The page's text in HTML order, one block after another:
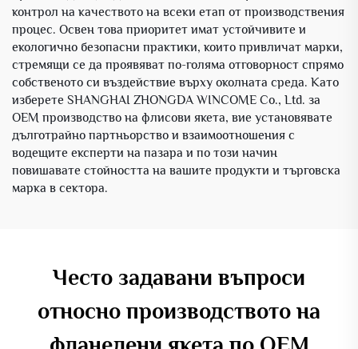
контрол на качеството на всеки етап от производствения
процес. Освен това приоритет имат устойчивите и
екологично безопасни практики, които привличат марки,
стремящи се да проявяват по-голяма отговорност спрямо
собственото си въздействие върху околната среда. Като
изберете SHANGHAI ZHONGDA WINCOME Co., Ltd. за
OEM производство на флисови якета, вие установявате
дълготрайно партньорство и взаимоотношения с
водещите експерти на пазара и по този начин
повишавате стойността на вашите продукти и търговска
марка в сектора.
Често задавани въпроси
относно производството на